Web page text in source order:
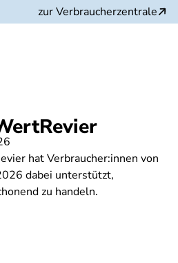
zur Verbraucherzentrale
hat Verbraucher:innen von
dabei unterstützt,
zu handeln.